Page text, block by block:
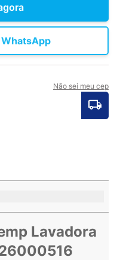
Não sei meu cep
Lavadora